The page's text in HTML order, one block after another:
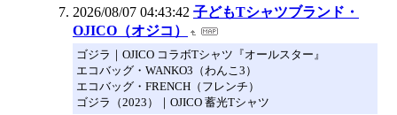
2026/08/07 04:43:42 子どもTシャツブランド・
OJICO（オジコ）
ゴジラ｜OJICO コラボTシャツ『オールスター』
エコバッグ・WANKO3（わんこ3）
エコバッグ・FRENCH（フレンチ）
ゴジラ（2023）｜OJICO 蓄光Tシャツ